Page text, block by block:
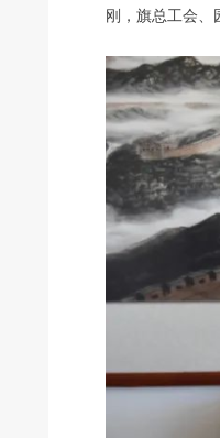
刚，旗总工会、